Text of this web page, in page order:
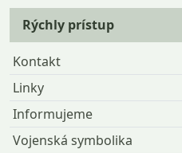
Rýchly prístup
Kontakt
Linky
Informujeme
Vojenská symbolika